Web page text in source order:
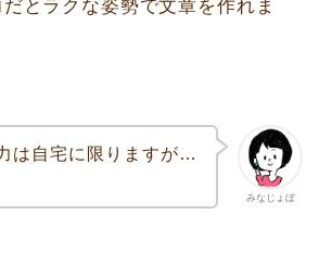
とラクな姿勢で文章を作れま
みなじょぼ
は自宅に限りますが…